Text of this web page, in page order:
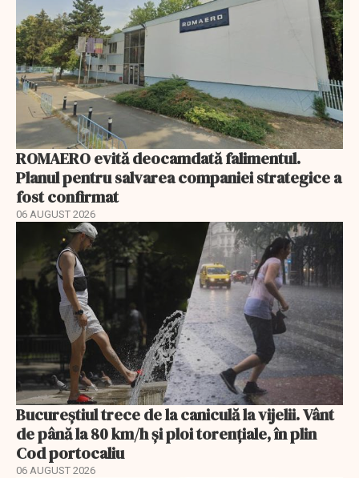
ROMAERO evită deocamdată falimentul.
Planul pentru salvarea companiei strategice a
fost confirmat
06 AUGUST 2026
Bucureștiul trece de la caniculă la vijelii. Vânt
de până la 80 km/h și ploi torențiale, în plin
Cod portocaliu
06 AUGUST 2026